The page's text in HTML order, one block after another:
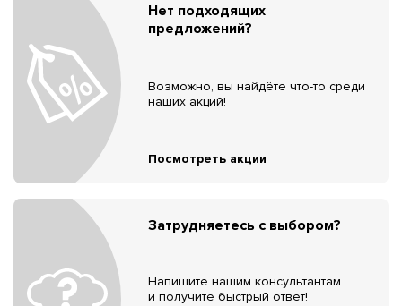
Нет подходящих
предложений?
Возможно, вы найдёте что-то среди
наших акций!
Посмотреть акции
Затрудняетесь с выбором?
Напишите нашим консультантам
и получите быстрый ответ!